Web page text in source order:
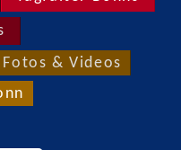
Fotos & Videos